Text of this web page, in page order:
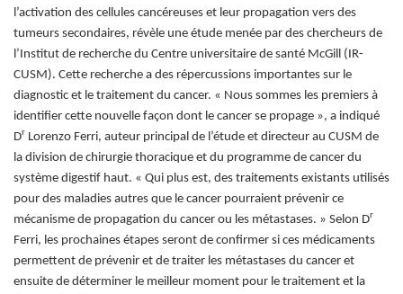
l’activation des cellules cancéreuses et leur propagation vers des
tumeurs secondaires, révèle une étude menée par des chercheurs de
l’Institut de recherche du Centre universitaire de santé McGill (IR-
CUSM). Cette recherche a des répercussions importantes sur le
diagnostic et le traitement du cancer. « Nous sommes les premiers à
identifier cette nouvelle façon dont le cancer se propage », a indiqué
Dr Lorenzo Ferri, auteur principal de l’étude et directeur au CUSM de
la division de chirurgie thoracique et du programme de cancer du
système digestif haut. « Qui plus est, des traitements existants utilisés
pour des maladies autres que le cancer pourraient prévenir ce
mécanisme de propagation du cancer ou les métastases. » Selon Dr
Ferri, les prochaines étapes seront de confirmer si ces médicaments
permettent de prévenir et de traiter les métastases du cancer et
ensuite de déterminer le meilleur moment pour le traitement et la